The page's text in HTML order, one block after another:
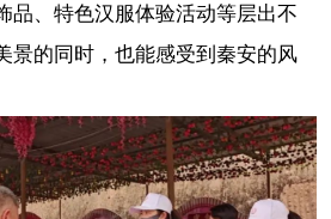
品、特色汉服体验活动等层出不
景的同时，也能感受到秦安的风